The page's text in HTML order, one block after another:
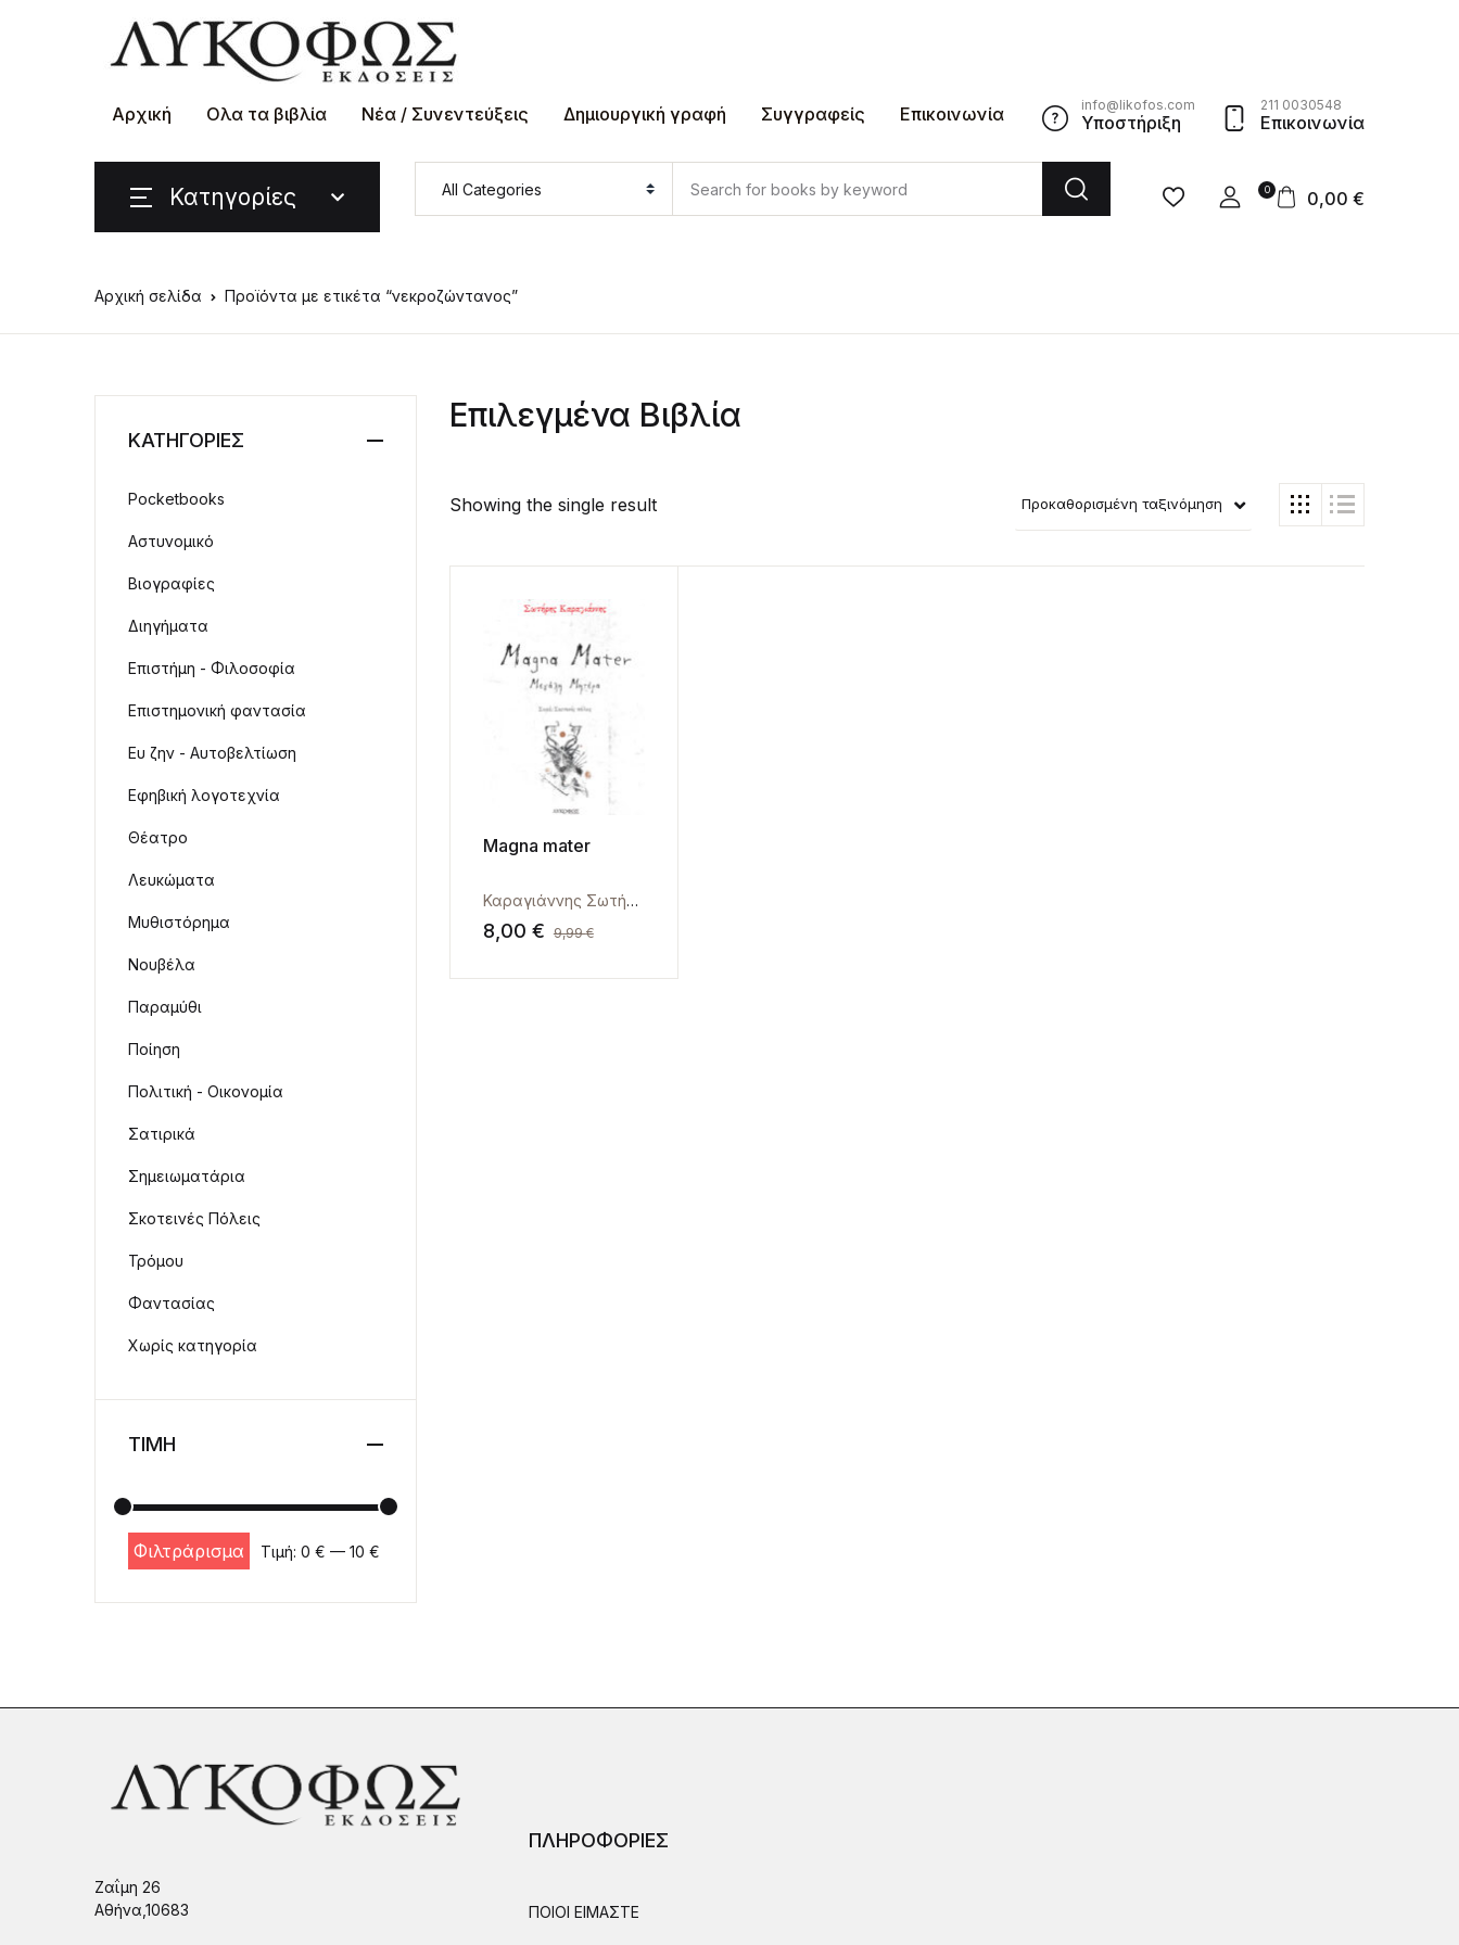
Αρχική Ολα τα βιβλία Νέα / Συνεντεύξεις Δημιουργική γραφή Συγγραφείς Επικοινωνία info@likofos.com
Υποστήριξη
211 0030548
Επικοινωνία
Κατηγορίες 0 0,00 €
Αρχική σελίδα Προϊόντα με ετικέτα “νεκροζώντανος”
Επιλεγμένα Βιβλία
Showing the single result Προκαθορισμένη ταξινόμηση
Magna mater
Καραγιάννης Σωτήρης
8,00 € 9,99€
ΚΑΤΗΓΟΡΙΕΣ
Pocketbooks
Αστυνομικό
Βιογραφίες
Διηγήματα
Επιστήμη - Φιλοσοφία
Επιστημονική φαντασία
Ευ ζην - Αυτοβελτίωση
Εφηβική λογοτεχνία
Θέατρο
Λευκώματα
Μυθιστόρημα
Νουβέλα
Παραμύθι
Ποίηση
Πολιτική - Οικονομία
Σατιρικά
Σημειωματάρια
Σκοτεινές Πόλεις
Τρόμου
Φαντασίας
Χωρίς κατηγορία
ΤΙΜΗ
Ελάχιστη τιμή
Μέγιστη τιμή
Φιλτράρισμα Τιμή: 0 € — 10 €
Ζαΐμη 26
Αθήνα,10683
ΠΛΗΡΟΦΟΡΙΕΣ
ΠΟΙΟΙ ΕΙΜΑΣΤΕ